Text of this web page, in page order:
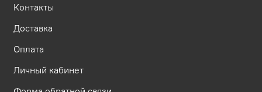
Контакты
Доставка
Оплата
Личный кабинет